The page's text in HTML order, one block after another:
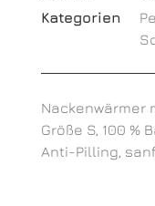
Kategorien
Nackenwärmer
Größe S, 100 %
Anti-Pilling,